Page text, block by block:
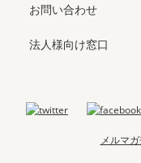
お問い合わせ
法人様向け窓口
メルマ